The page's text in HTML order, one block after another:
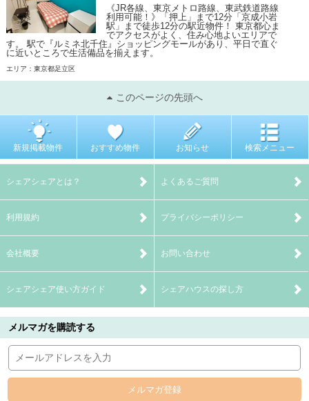
《JR各線、東京メトロ路線、東武鉄道路線
利用可能！》「押上」まで12分「京成小岩
駅」まで徒歩12分の駅近物件！ 東京都心ま
でアクセスがよく、住み心地よいエリアで
す。 駅で『ルミネ北千住』ショッピングモールがあり、平日で直ぐ
に近いところで生活備品を揃えます。
エリア：東京都足立区
このページの先頭へ
新規掲載物件 おすすめ物件 お知らせ 検索メニュー
シェアシェアとは？ よくあるご質問
利用規約 プライバシーポリシー
会社概要 お問い合わせ
シェアシェア使い方ガイド シェアハウスの探し方
メルマガを購読する
メルマガ登録